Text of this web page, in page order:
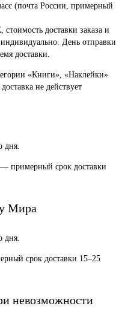
(почта России, примерный
доставки заказа и
индивидуально. День отправки
доставки.
«Книги», «Наклейки»
не действует
дня.
примерный срок доставки
Мира
дня.
срок доставки 15–25
невозможности